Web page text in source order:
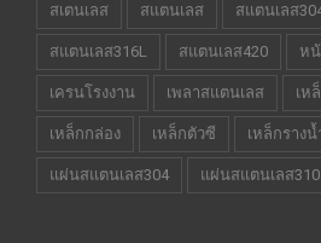
สเตนเลส สแตนเลส สแตนเลส
สแตนเลส316L สแตนเลส420 ห
เครนโรงงาน เพลาสแตนเลส เห
เหล็กกล่อง เหล็กตัวซี เหล็กรางน้
แผ่นสแตนเลส304 แผ่นสแตนเลส310